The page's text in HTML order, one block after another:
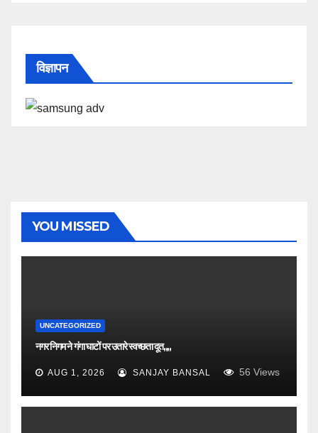
विज्ञापन
YOU MISSED
UNCATEGORIZED
नगर निगम ने गंगा घाटों पर उतारे स्वच्छता दूत,,,,
AUG 1, 2026 SANJAY BANSAL 56 Views